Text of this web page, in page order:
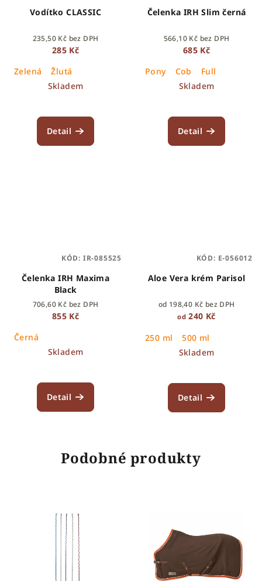
Vodítko CLASSIC
235,50 Kč bez DPH
285 Kč
Zelená
Žlutá
Skladem
Detail
Čelenka IRH Slim černá
566,10 Kč bez DPH
685 Kč
Pony
Cob
Full
Skladem
Detail
Čelenka IRH Maxima
Black
706,60 Kč bez DPH
855 Kč
Černá
Skladem
Detail
KÓD: IR-085525
Aloe Vera krém Parisol
od 198,40 Kč bez DPH
od 240 Kč
250 ml
500 ml
Skladem
Detail
KÓD: E-056012
Podobné produkty